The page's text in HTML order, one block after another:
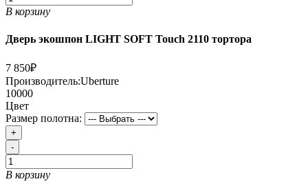
В корзину
Дверь экошпон LIGHT SOFT Touch 2110 тортора
7 850₽
Производитель:Uberture
10000
Цвет
Размер полотна:
+
-
В корзину